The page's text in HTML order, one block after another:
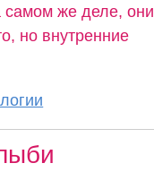
самом же деле, они
но внутренние